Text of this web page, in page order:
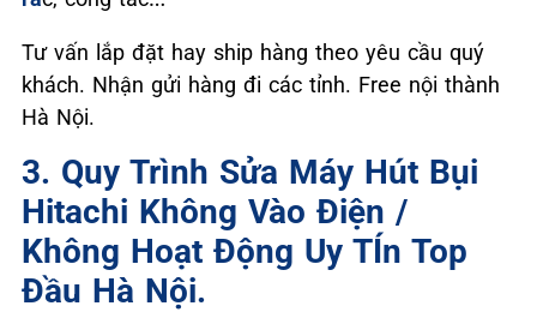
Tư vấn lắp đặt hay ship hàng theo yêu cầu quý
khách. Nhận gửi hàng đi các tỉnh. Free nội thành
Hà Nội.
3. Quy Trình Sửa Máy Hút Bụi
Hitachi Không Vào Điện /
Không Hoạt Động Uy TÍn Top
Đầu Hà Nội.